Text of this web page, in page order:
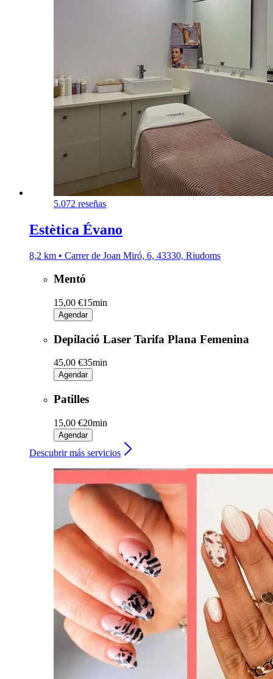
5.072 reseñas
Estètica Évano
8,2 km • Carrer de Joan Miró, 6, 43330, Riudoms
Mentó
15,00 €15min
Agendar
Depilació Laser Tarifa Plana Femenina
45,00 €35min
Agendar
Patilles
15,00 €20min
Agendar
Descubrir más servicios